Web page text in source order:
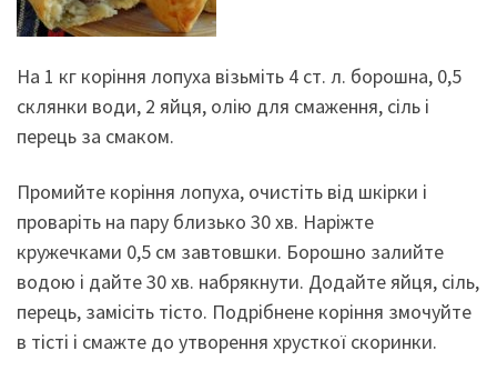
На 1 кг коріння лопуха візьміть 4 ст. л. борошна, 0,5
склянки води, 2 яйця, олію для смаження, сіль і
перець за смаком.
Промийте коріння лопуха, очистіть від шкірки і
проваріть на пару близько 30 хв. Наріжте
кружечками 0,5 см завтовшки. Борошно залийте
водою і дайте 30 хв. набрякнути. Додайте яйця, сіль,
перець, замісіть тісто. Подрібнене коріння змочуйте
в тісті і смажте до утворення хрусткої скоринки.